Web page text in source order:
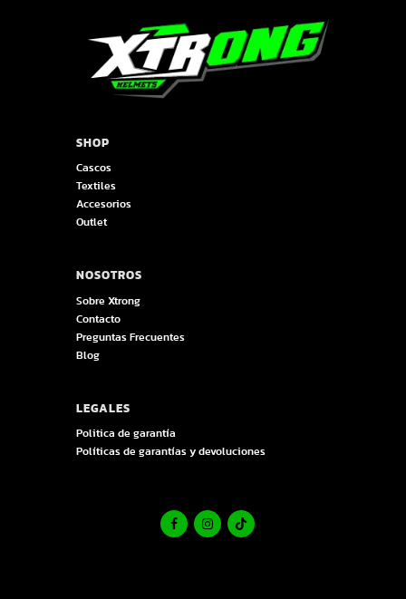
SHOP
Cascos
Textiles
Accesorios
Outlet
NOSOTROS
Sobre Xtrong
Contacto
Preguntas Frecuentes
Blog
LEGALES
Politica de garantía
Políticas de garantías y devoluciones